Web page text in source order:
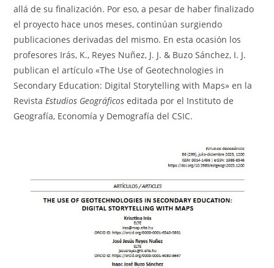
allá de su finalización. Por eso, a pesar de haber finalizado
el proyecto hace unos meses, continúan surgiendo
publicaciones derivadas del mismo. En esta ocasión los
profesores Irás, K., Reyes Nuñez, J. J. & Buzo Sánchez, I. J.
publican el artículo «The Use of Geotechnologies in
Secondary Education: Digital Storytelling with Maps» en la
RevistaEstudios Geográficos editada por el Instituto de
Geografía, Economía y Demografía del CSIC.